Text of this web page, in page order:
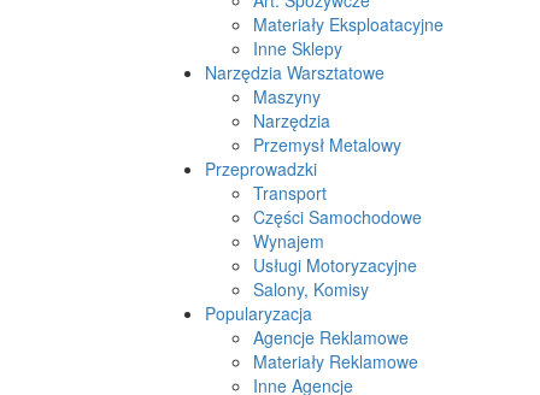
Materiały Eksploatacyjne
Inne Sklepy
Narzędzia Warsztatowe
Maszyny
Narzędzia
Przemysł Metalowy
Przeprowadzki
Transport
Części Samochodowe
Wynajem
Usługi Motoryzacyjne
Salony, Komisy
Popularyzacja
Agencje Reklamowe
Materiały Reklamowe
Inne Agencje